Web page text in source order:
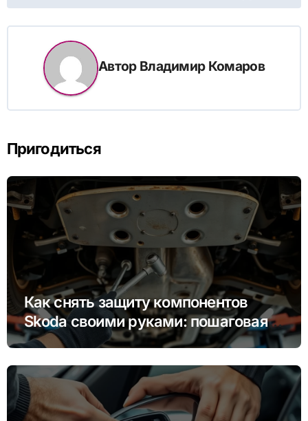
Автор Владимир Комаров
Пригодиться
Как снять защиту компонентов
Skoda своими руками: пошаговая
инструкция для Rapid, Octavia и